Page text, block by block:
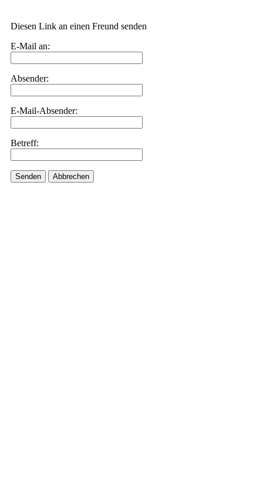
Diesen Link an einen Freund senden
E-Mail an:
Absender:
E-Mail-Absender:
Betreff:
Senden Abbrechen